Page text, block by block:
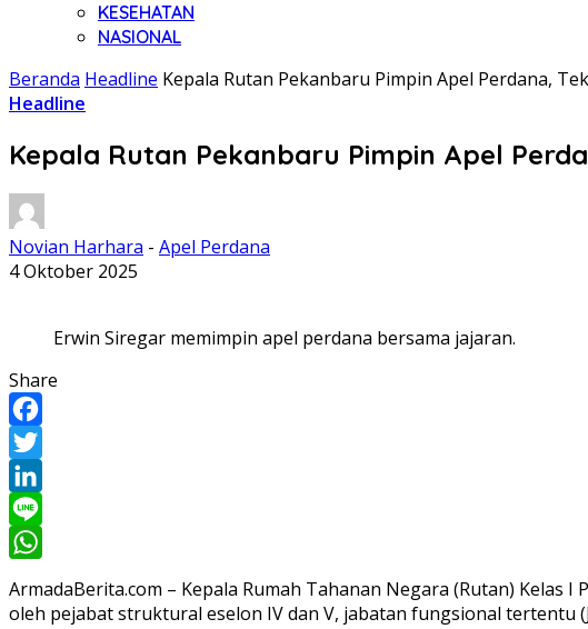
KESEHATAN
NASIONAL
Beranda Headline Kepala Rutan Pekanbaru Pimpin Apel Perdana,
Headline
Kepala Rutan Pekanbaru Pimpin Apel
Novian Harhara - Apel Perdana
4 Oktober 2025
Erwin Siregar memimpin apel perdana bersama jajaran.
Share
Facebook
Twitter
LinkedIn
Line
ArmadaBerita.com – Kepala Rumah Tahanan Negara (Rutan) Kelas
oleh pejabat struktural eselon IV dan V, jabatan fungsional tertentu